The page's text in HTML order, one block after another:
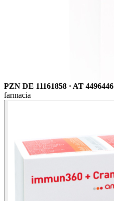
PZN DE 11161858 · AT 4496446
farmacia